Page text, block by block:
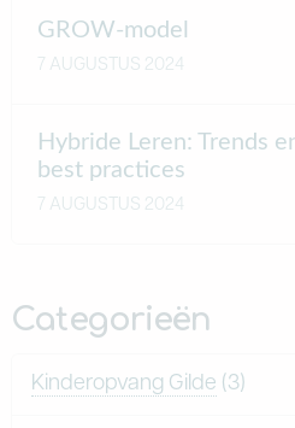
GROW-model
7 AUGUSTUS 2024
Hybride Leren: Trends
best practices
7 AUGUSTUS 2024
Categorieën
Kinderopvang Gilde (3)